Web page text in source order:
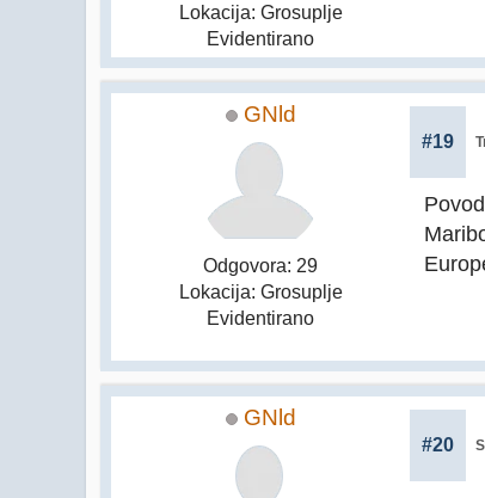
Lokacija: Grosuplje
Evidentirano
GNld
Odgovora: 29
Lokacija: Grosuplje
Evidentirano
#19
GNld
#20